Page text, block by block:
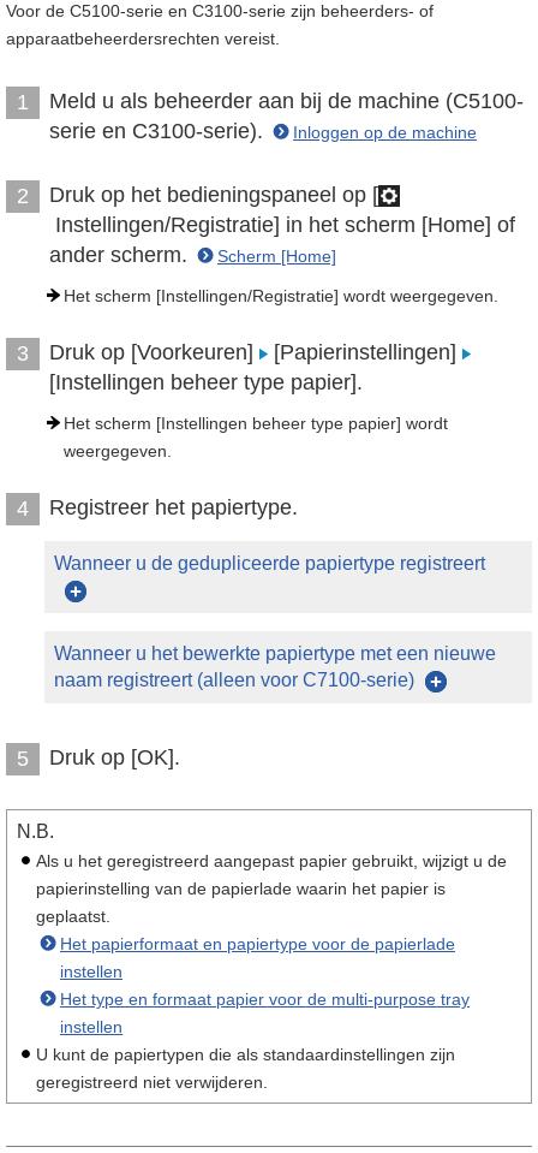
Voor de C5100-serie en C3100-serie zijn beheerders- of
apparaatbeheerdersrechten vereist.
1
Meld u als beheerder aan bij de machine (C5100-
serie en C3100-serie).
Inloggen op de machine
2
Druk op het bedieningspaneel op [
Instellingen/Registratie] in het scherm [Home] of
ander scherm.
Scherm [Home]
Het scherm [Instellingen/Registratie] wordt weergegeven.
3 Druk op [Voorkeuren]
[Papierinstellingen]
[Instellingen beheer type papier].
Het scherm [Instellingen beheer type papier] wordt
weergegeven.
4 Registreer het papiertype.
Wanneer u de gedupliceerde papiertype registreert
Wanneer u het bewerkte papiertype met een nieuwe
naam registreert (alleen voor C7100-serie)
5 Druk op [OK].
N.B.
Als u het geregistreerd aangepast papier gebruikt, wijzigt u de
papierinstelling van de papierlade waarin het papier is
geplaatst.
Het papierformaat en papiertype voor de papierlade
instellen
Het type en formaat papier voor de multi-purpose tray
instellen
U kunt de papiertypen die als standaardinstellingen zijn
geregistreerd niet verwijderen.